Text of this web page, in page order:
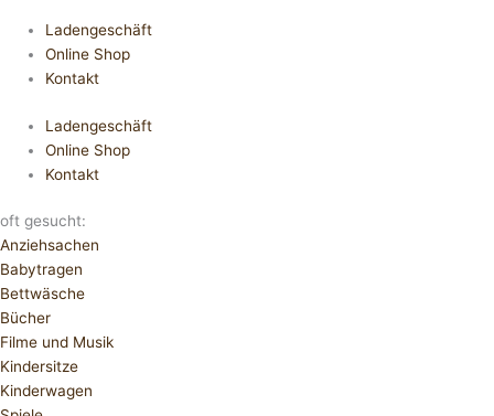
Ladengeschäft
Online Shop
Kontakt
Ladengeschäft
Online Shop
Kontakt
oft gesucht:
Anziehsachen
Babytragen
Bettwäsche
Bücher
Filme und Musik
Kindersitze
Kinderwagen